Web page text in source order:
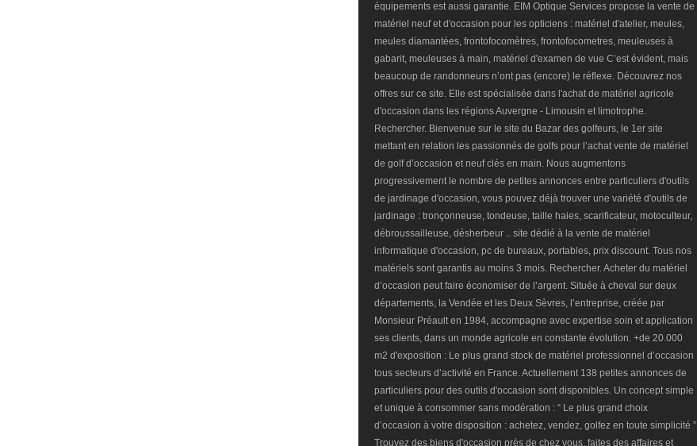
équipements est aussi garantie. EIM Optique Services propose la vente de
matériel neuf et d'occasion pour les opticiens : matériel d'atelier, meules,
meules diamantées, frontofocomètres, frontofocometres, meuleuses à
gabarit, meuleuses à main, matériel d'examen de vue C’est évident, mais
beaucoup de randonneurs n’ont pas (encore) le réflexe. Découvrez nos
offres sur ce site. Elle est spécialisée dans l'achat de matériel agricole
d'occasion dans les régions Auvergne - Limousin et limotrophe.
Rechercher. Bienvenue sur le site du Bazar des golfeurs, le 1er site
mettant en relation les passionnés de golfs pour l’achat vente de matériel
de golf d’occasion et neuf clés en main. Nous augmentons
progressivement le nombre de petites annonces entre particuliers d'outils
de jardinage d'occasion, vous pouvez déjà trouver une variété d'outils de
jardinage : tronçonneuse, tondeuse, taille haies, scarificateur, motoculteur,
débroussailleuse, désherbeur .. site dédié à la vente de matériel
informatique d'occasion, pc de bureaux, portables, prix discount. Tous nos
matériels sont garantis au moins 3 mois. Rechercher. Acheter du matériel
d’occasion peut faire économiser de l’argent. Située à cheval sur deux
départements, la Vendée et les Deux Sèvres, l’entreprise, créée par
Monsieur Préault en 1984, accompagne avec expertise soin et application
ses clients, dans un monde agricole en constante évolution. +de 20.000
m2 d'exposition : Le plus grand stock de matériel professionnel d’occasion
tous secteurs d’activité en France. Actuellement 138 petites annonces de
particuliers pour des outils d'occasion sont disponibles. Un concept simple
et unique à consommer sans modération : “ Le plus grand choix
d’occasion à votre disposition : achetez, vendez, golfez en toute simplicité ”
Trouvez des biens d'occasion près de chez vous, faites des affaires et